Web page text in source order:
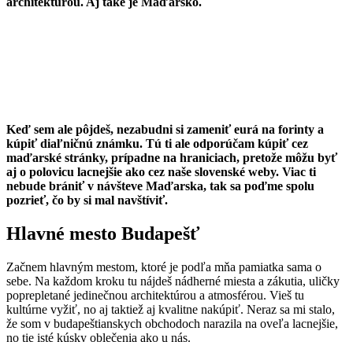
Keď sem ale pôjdeš, nezabudni si zameniť eurá na forinty a
kúpiť diaľničnú známku. Tú ti ale odporúčam kúpiť cez
maďarské stránky, prípadne na hraniciach, pretože môžu byť
aj o polovicu lacnejšie ako cez naše slovenské weby. Viac ti
nebude brániť v návšteve Maďarska, tak sa poďme spolu
pozrieť, čo by si mal navštíviť.
Hlavné mesto Budapešť
Začnem hlavným mestom, ktoré je podľa mňa pamiatka sama o
sebe. Na každom kroku tu nájdeš nádherné miesta a zákutia, uličky
poprepletané jedinečnou architektúrou a atmosférou. Vieš tu
kultúrne vyžiť, no aj taktiež aj kvalitne nakúpiť. Neraz sa mi stalo,
že som v budapeštianskych obchodoch narazila na oveľa lacnejšie,
no tie isté kúsky oblečenia ako u nás.